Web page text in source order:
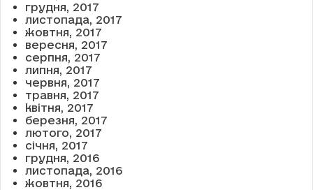
грудня, 2017
листопада, 2017
жовтня, 2017
вересня, 2017
серпня, 2017
липня, 2017
червня, 2017
травня, 2017
квітня, 2017
березня, 2017
лютого, 2017
січня, 2017
грудня, 2016
листопада, 2016
жовтня, 2016